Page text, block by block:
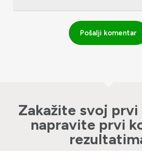
Zakažite svoj
napravite prvi